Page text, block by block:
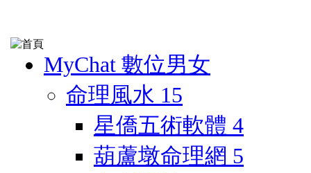
MyChat 數位男女
命理風水 15
星僑五術軟體 4
葫蘆墩命理網 5